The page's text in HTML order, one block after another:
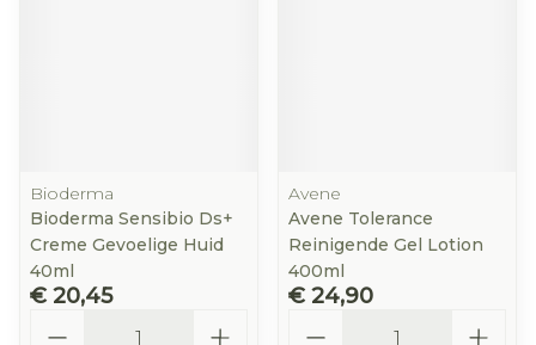
Bioderma
Bioderma Sensibio Ds+
Creme Gevoelige Huid
40ml
€ 20,45
Avene
Avene Tolerance
Reinigende Gel Lotion
400ml
€ 24,90